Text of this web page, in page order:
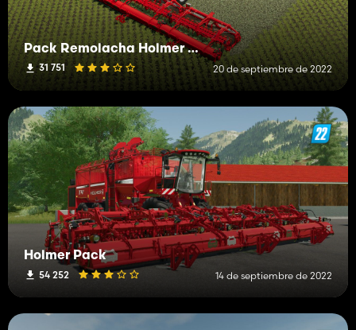
Pack Remolacha Holmer Con cosechadora 16m
31 751 20 de septiembre de 2022
Holmer Pack
54 252 14 de septiembre de 2022